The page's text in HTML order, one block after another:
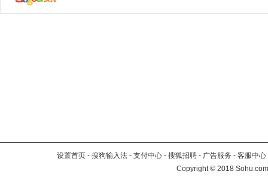
设置首页 - 搜狗输入法 - 支付中心 - 搜狐招聘 - 广告服务 - 客服中心
Copyright©2018